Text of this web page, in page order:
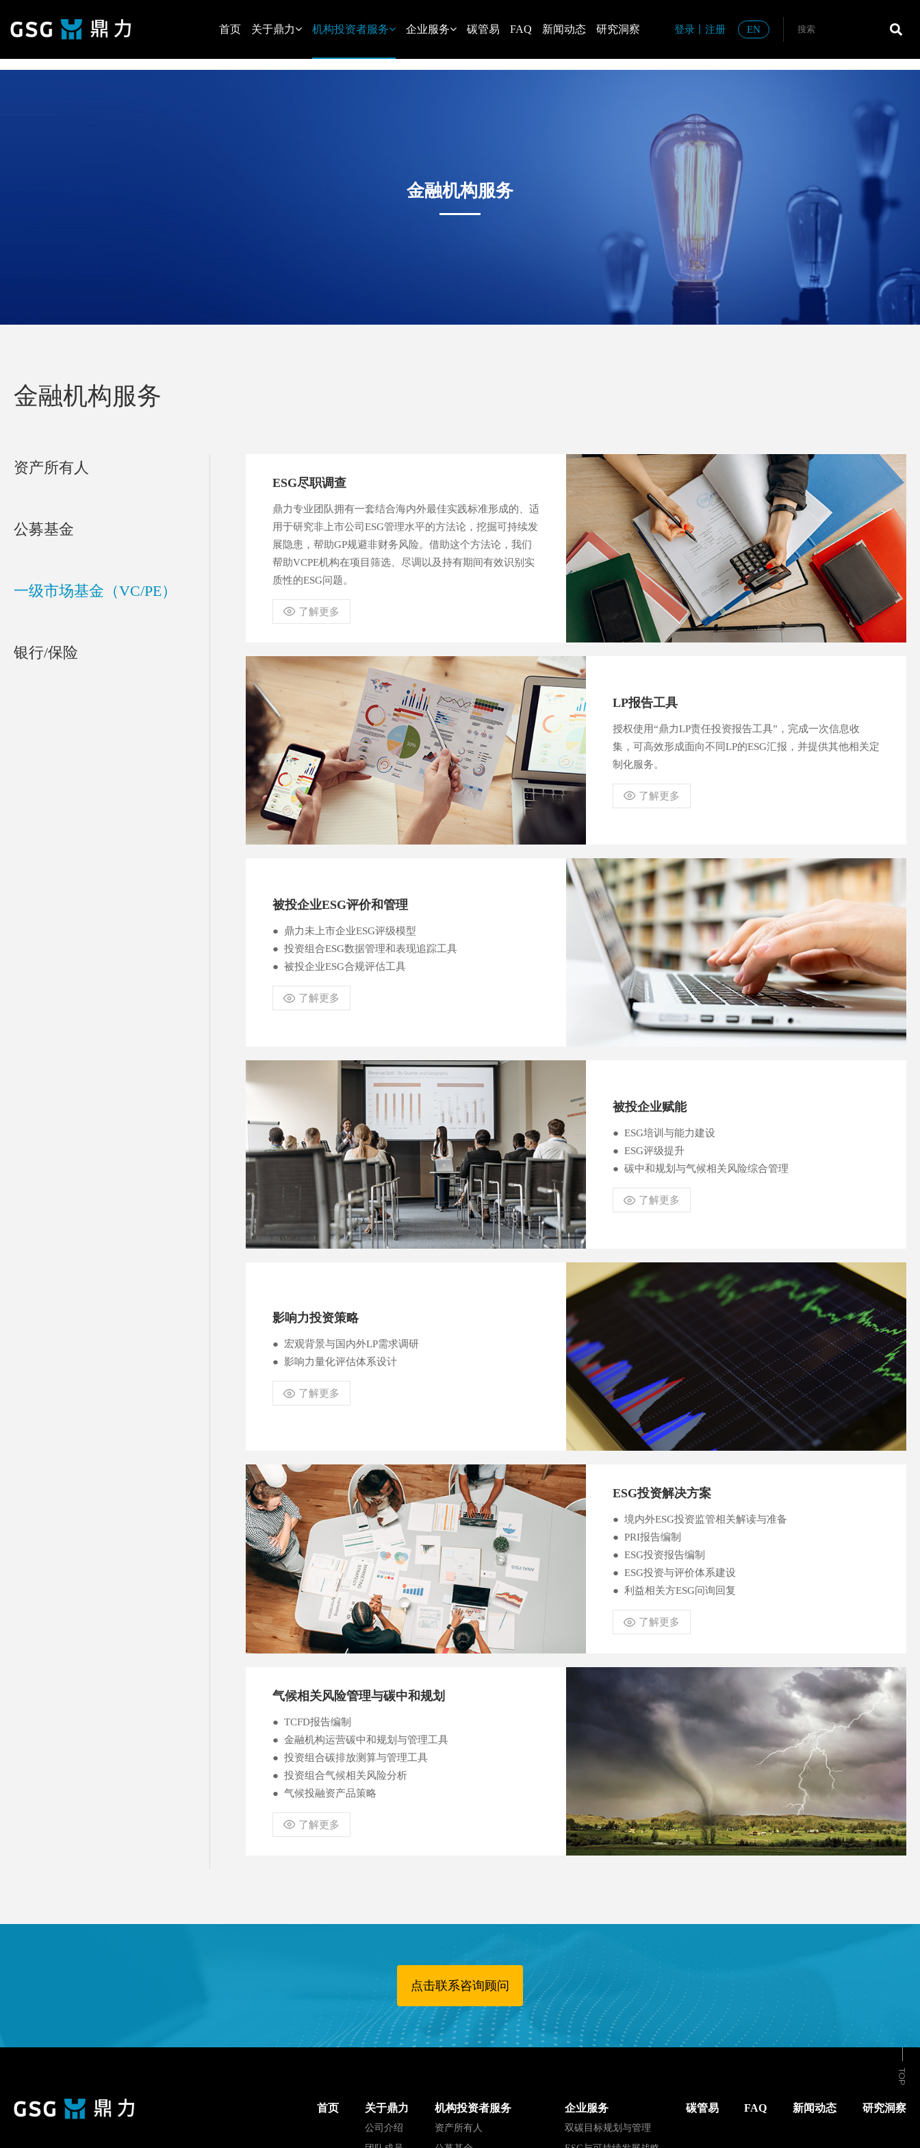
首页 关于鼎力 机构投资者服务 企业服务 碳管易 FAQ 新闻动态 研究洞察 登录 注册 EN
金融机构服务
金融机构服务
资产所有人
公募基金
一级市场基金（VC/PE）
银行/保险
ESG尽职调查
鼎力专业团队拥有一套结合海内外最佳实践标准形成的、适
用于研究非上市公司ESG管理水平的方法论，挖掘可持续发
展隐患，帮助GP规避非财务风险。借助这个方法论，我们
帮助VCPE机构在项目筛选、尽调以及持有期间有效识别实
质性的ESG问题。
了解更多
LP报告工具
授权使用“鼎力LP责任投资报告工具”，完成一次信息收
集，可高效形成面向不同LP的ESG汇报，并提供其他相关定
制化服务。
了解更多
被投企业ESG评价和管理
● 鼎力未上市企业ESG评级模型
● 投资组合ESG数据管理和表现追踪工具
● 被投企业ESG合规评估工具
了解更多
被投企业赋能
● ESG培训与能力建设
● ESG评级提升
● 碳中和规划与气候相关风险综合管理
了解更多
影响力投资策略
● 宏观背景与国内外LP需求调研
● 影响力量化评估体系设计
了解更多
ESG投资解决方案
● 境内外ESG投资监管相关解读与准备
● PRI报告编制
● ESG投资报告编制
● ESG投资与评价体系建设
● 利益相关方ESG问询回复
了解更多
气候相关风险管理与碳中和规划
● TCFD报告编制
● 金融机构运营碳中和规划与管理工具
● 投资组合碳排放测算与管理工具
● 投资组合气候相关风险分析
● 气候投融资产品策略
了解更多
点击联系咨询顾问
首页 关于鼎力
公司介绍
机构投资者服务
资产所有人
企业服务
双碳目标规划与管理
碳管易 FAQ 新闻动态 研究洞察